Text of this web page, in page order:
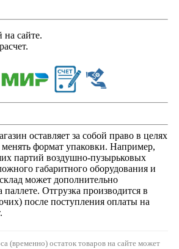
на сайте.
оставляет за собой право в целях
менять формат упаковки. Например,
партий воздушно-пузырьковых
габаритного оборудования и
может дополнительно
паллете. Отгрузка производится в
после поступления оплаты на
(временно) остаток товаров на сайте может